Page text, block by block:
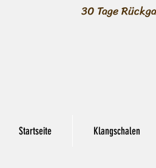
30 Tage
Startseite Klangschalen